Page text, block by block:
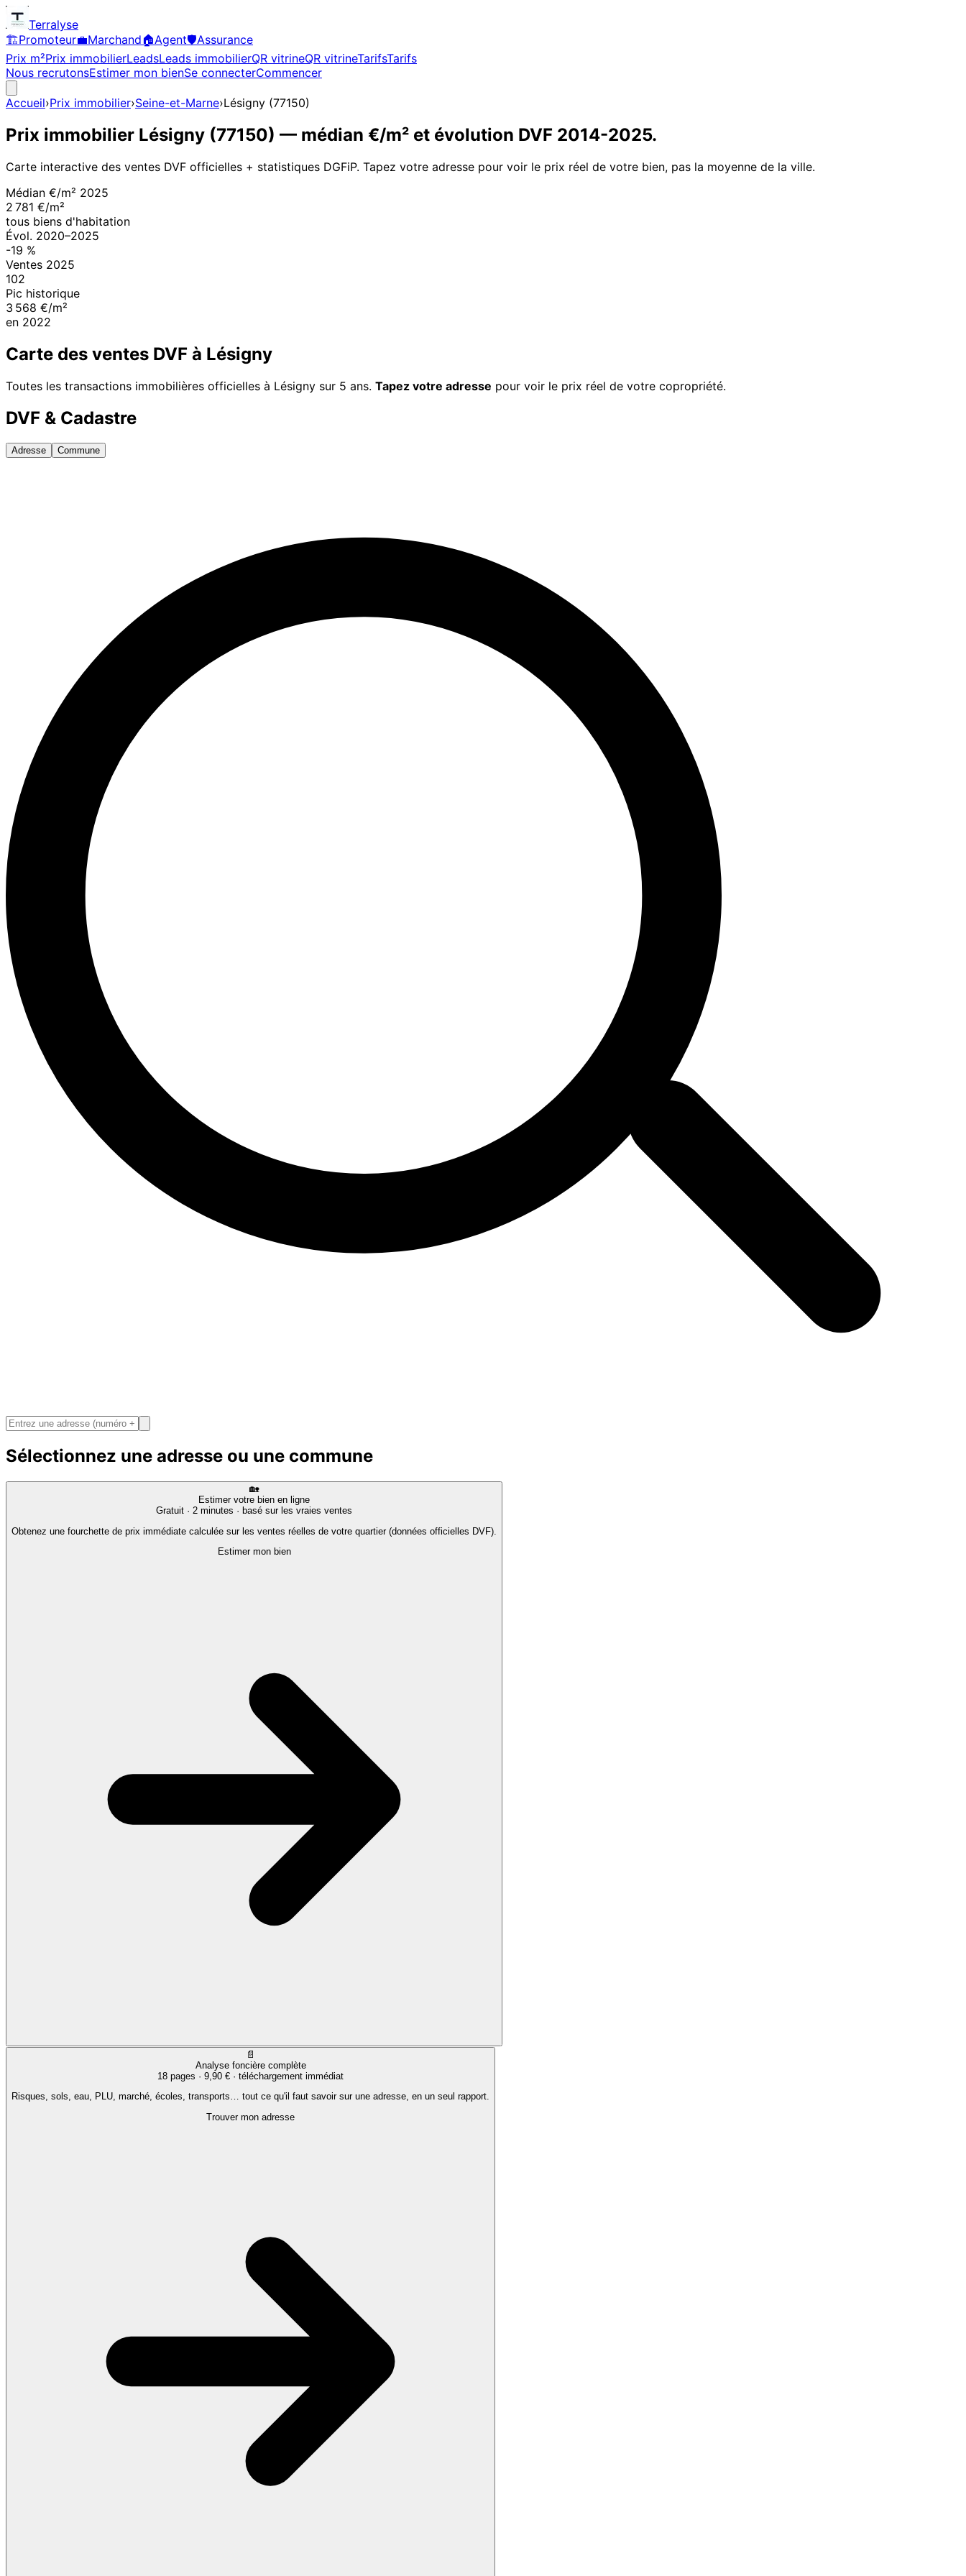
Terralyse
🏗️Promoteur💼Marchand🏠Agent🛡️Assurance
Prix m²Prix immobilierLeadsLeads immobilierQR vitrineQR vitrineTarifsTarifs
Nous recrutonsEstimer mon bienSe connecterCommencer
Accueil›Prix immobilier›Seine-et-Marne›Lésigny (77150)
Prix immobilier Lésigny (77150) — médian €/m² et évolution DVF 2014-2025.
Carte interactive des ventes DVF officielles + statistiques DGFiP. Tapez votre adresse pour voir le prix réel de votre bien, pas la moyenne de la ville.
Médian €/m² 2025
2 781 €/m²
tous biens d'habitation
Évol. 2020–2025
-19 %
Ventes 2025
102
Pic historique
3 568 €/m²
en 2022
Carte des ventes DVF à Lésigny
Toutes les transactions immobilières officielles à Lésigny sur 5 ans. Tapez votre adresse pour voir le prix réel de votre copropriété.
DVF & Cadastre
Adresse Commune
Sélectionnez une adresse ou une commune
🏡
Estimer votre bien en ligne
Gratuit · 2 minutes · basé sur les vraies ventes
Obtenez une fourchette de prix immédiate calculée sur les ventes réelles de votre quartier (données officielles DVF).
Estimer mon bien
📄
Analyse foncière complète
18 pages · 9,90 € · téléchargement immédiat
Risques, sols, eau, PLU, marché, écoles, transports… tout ce qu'il faut savoir sur une adresse, en un seul rapport.
Trouver mon adresse